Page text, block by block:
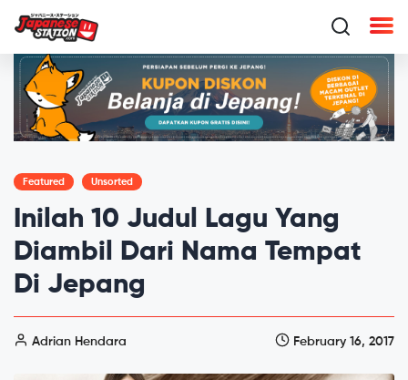
Featured Unsorted
Inilah 10 Judul Lagu Yang
Diambil Dari Nama Tempat
Di Jepang
Adrian Hendara February 16, 2017